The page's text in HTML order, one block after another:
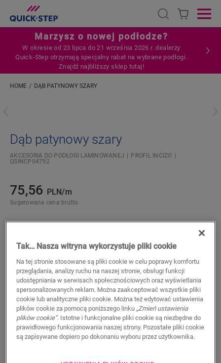
Open search
Marzysz o nowej podłodze?
W okresie od 23 lipca do 21 września 2026 r. dealerzy
Quick‑Step otrzymają specjalny rabat na wybrane podłogi.
Znajdź najbliższy sklep tutaj!
HOME DĄB PATYNOWY SZARY
Dąb patynowy szary
AKCESORIA DO PODŁOGI LAMINOWANEJ
PROFIL INCIZO
QSINCP04752
75,56 PLN/m
Sugerowana cena brutto
WYSZUKAJ
Właściwości produktu
Ten pojedynczy profil zapewnia wiele rozwiązań do
wykończenia podłogi, takich jak przejście między podłogami
lub wykończenie przy ścianie lub oknie. Wystarczy przyciąć
Tak… Nasza witryna wykorzystuje pliki cookie
Na tej stronie stosowane są pliki cookie w celu poprawy komfortu
przeglądania, analizy ruchu na naszej stronie, obsługi funkcji
udostępniania w serwisach społecznościowych oraz wyświetlania
spersonalizowanych reklam. Można zaakceptować wszystkie pliki
cookie lub analityczne pliki cookie. Można też edytować ustawienia
plików cookie za pomocą poniższego linku „Zmień ustawienia
plików cookie”. Istotne i funkcjonalne pliki cookie są niezbędne do
prawidłowego funkcjonowania naszej strony. Pozostałe pliki cookie
są zapisywane dopiero po dokonaniu wyboru przez użytkownika.